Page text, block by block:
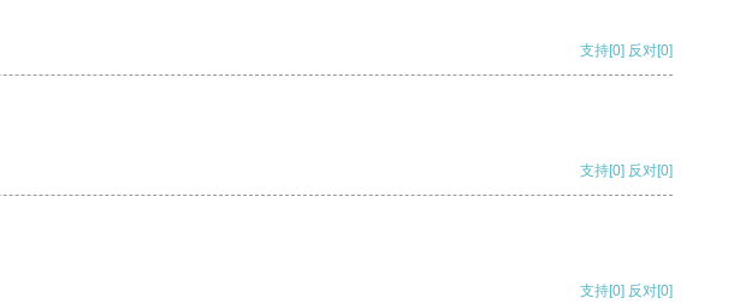
支持[0] 反对[0]
支持[0] 反对[0]
支持[0] 反对[0]